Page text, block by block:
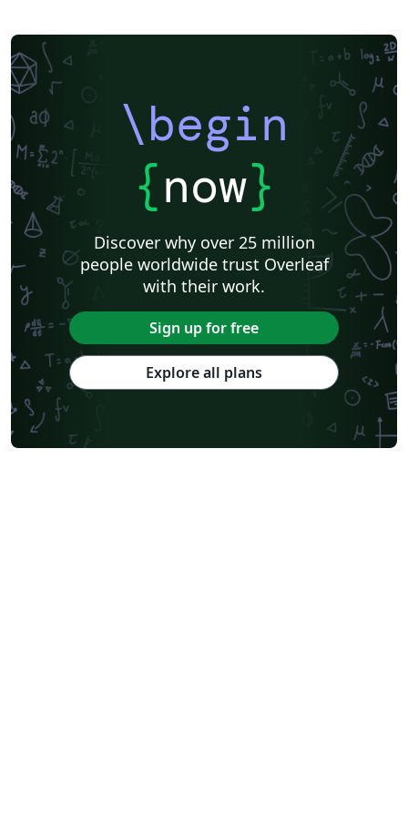
\begin
{now}
Discover why over 25 million
people worldwide trust Overleaf
with their work.
Sign up for free
Explore all plans